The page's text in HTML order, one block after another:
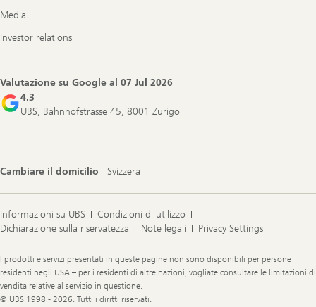
Media
Investor relations
Valutazione su Google al 07 Jul 2026
4.3
UBS, Bahnhofstrasse 45, 8001 Zurigo
Cambiare il domicilio Svizzera
Informazioni su UBS
Condizioni di utilizzo
Dichiarazione sulla riservatezza
Note legali Privacy Settings
Legal
Information
I prodotti e servizi presentati in queste pagine non sono disponibili per persone
residenti negli USA – per i residenti di altre nazioni, vogliate consultare le limitazioni di
vendita relative al servizio in questione.
© UBS 1998 - 2026. Tutti i diritti riservati.